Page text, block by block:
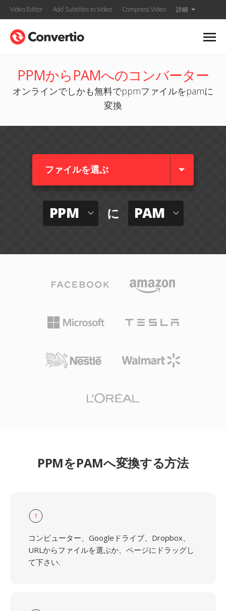
Video Editor Add Subtitles to Video Compress Video 詳細
PPMからPAMへのコンバーター
オンラインでしかも無料でppmファイルをpamに
変換
ファイルを選ぶ
PPM に PAM
PPMをPAMへ変換する方法
1
コンピューター、Googleドライブ、Dropbox、
URLからファイルを選ぶか、ページにドラッグし
て下さい.